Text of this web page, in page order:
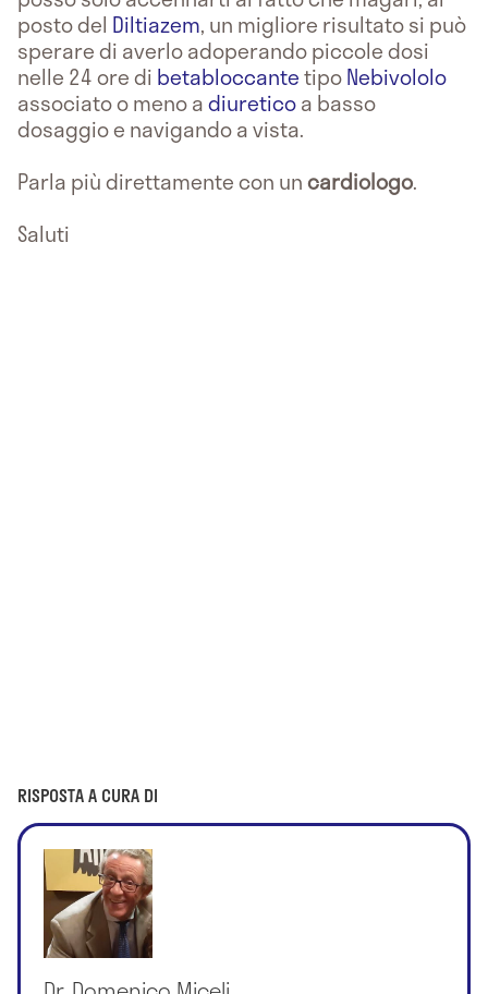
posto del Diltiazem, un migliore risultato si può
sperare di averlo adoperando piccole dosi
nelle 24 ore di betabloccantetipoNebivololo
associato o meno adiureticoa basso
dosaggio e navigando a vista.
Parla più direttamente con uncardiologo.
Saluti
RISPOSTA A CURA DI